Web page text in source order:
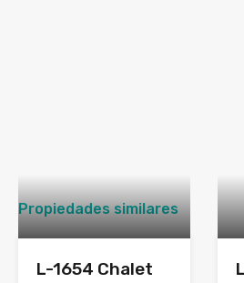
Propiedades similares
L-1654 Chalet